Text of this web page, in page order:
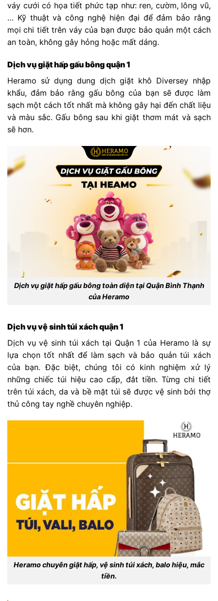
váy cưới có họa tiết phức tạp như: ren, cườm, lông vũ,
… Kỹ thuật và công nghệ hiện đại để đảm bảo rằng
mọi chi tiết trên váy của bạn được bảo quản một cách
an toàn, không gây hỏng hoặc mất dáng.
Dịch vụ giặt hấp gấu bông quận 1
Heramo sử dụng dung dịch giặt khô Diversey nhập
khẩu, đảm bảo rằng gấu bông của bạn sẽ được làm
sạch một cách tốt nhất mà không gây hại đến chất liệu
và màu sắc. Gấu bông sau khi giặt thơm mát và sạch
sẽ hơn.
Dịch vụ giặt hấp gấu bông toàn diện tại Quận Bình Thạnh
của Heramo
Dịch vụ vệ sinh túi xách quận 1
Dịch vụ vệ sinh túi xách tại Quận 1 của Heramo là sự
lựa chọn tốt nhất để làm sạch và bảo quản túi xách
của bạn. Đặc biệt, chúng tôi có kinh nghiệm xử lý
những chiếc túi hiệu cao cấp, đắt tiền. Từng chi tiết
trên túi xách, da và bề mặt túi sẽ được vệ sinh bởi thợ
thủ công tay nghề chuyên nghiệp.
Heramo chuyên giặt hấp, vệ sinh túi xách, balo hiệu, mắc
tiền.